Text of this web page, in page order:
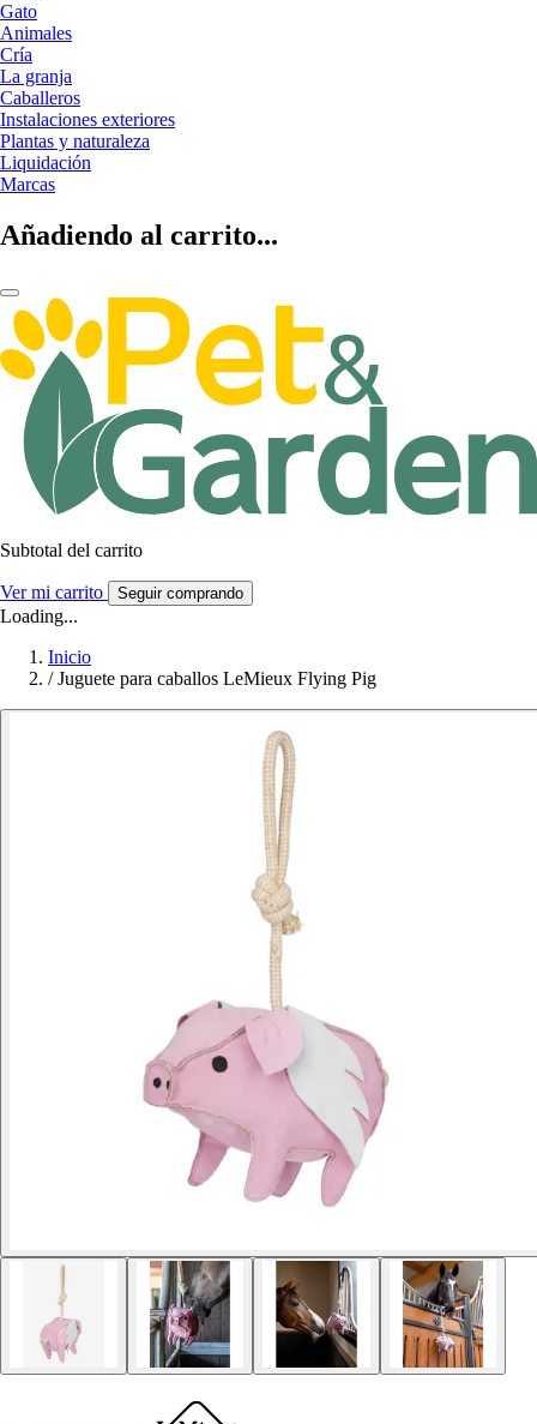
Gato
Animales
Cría
La granja
Caballeros
Instalaciones exteriores
Plantas y naturaleza
Liquidación
Marcas
Añadiendo al carrito...
Subtotal del carrito
Ver mi carrito Seguir comprando
Loading...
Inicio
/ Juguete para caballos LeMieux Flying Pig